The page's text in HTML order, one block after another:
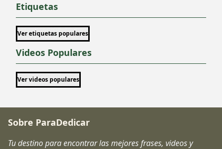
Etiquetas
Ver etiquetas populares
Videos Populares
Ver videos populares
Sobre ParaDedicar
Tu destino para encontrar las mejores frases, videos y